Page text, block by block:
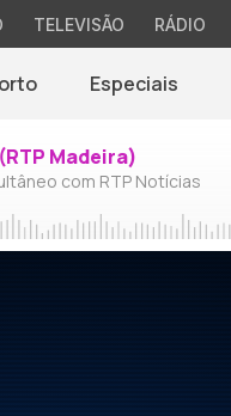
TELEVISÃO RÁDIO
Especiais
Madeira)
com RTP Notícias